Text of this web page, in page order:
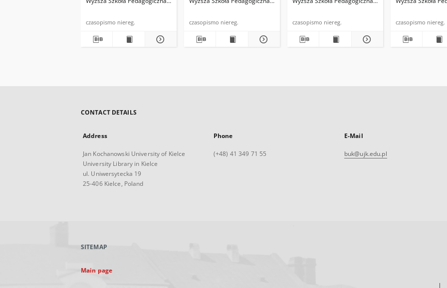
czerwiec-lipiec 2000
czasopismo niereg. czasopismo niereg. czasopismo niereg. czasopismo niereg.
CONTACT DETAILS
Address
Jan Kochanowski University of Kielce
University Library in Kielce
ul. Uniwersytecka 19
25-406 Kielce, Poland
Phone
(+48) 41 349 71 55
E-Mail
buk@ujk.edu.pl
SITEMAP
Main page